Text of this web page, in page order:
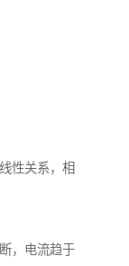
性关系，相
，电流趋于